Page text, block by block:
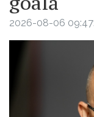
2026-08-06